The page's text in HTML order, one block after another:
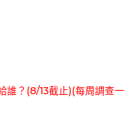
誰？(8/13截止)(每周調查一